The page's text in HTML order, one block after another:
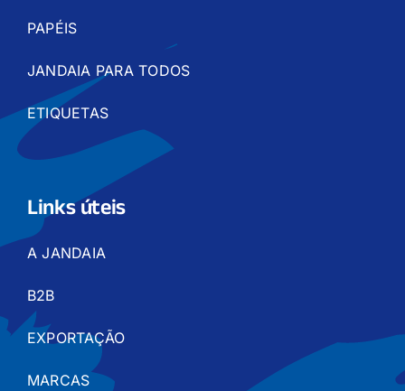
PAPÉIS
JANDAIA PARA TODOS
ETIQUETAS
Links úteis
A JANDAIA
B2B
EXPORTAÇÃO
MARCAS